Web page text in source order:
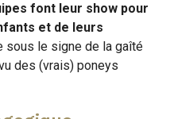
font leur show pour
et de leurs
sous le signe de la gaîté
des (vrais) poneys